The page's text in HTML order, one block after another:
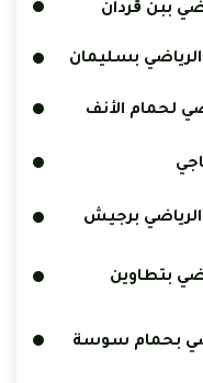
ببن ڨردان
بسليمان
لحمام الأنف
برجيش
بتطاوين
بحمام سوسة